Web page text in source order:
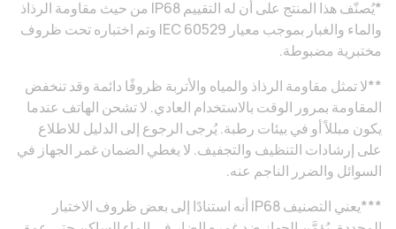
*يُصنّف هذا المنتج على أن له التقييم IP68 من حيث مقاومة الرذاذ
والماء والغبار بموجب معيار IEC 60529 وتم اختباره تحت ظروف
مختبرية مضبوطة.
**لا تمثل مقاومة الرذاذ والمياه والأتربة ظروفًا دائمة وقد تنخفض
المقاومة بمرور الوقت بالاستخدام العادي. لا تشحن الهاتف عندما
يكون مبللاً أو في بيئات رطبة. يُرجى الرجوع إلى الدليل للاطلاع
على إرشادات التنظيف والتجفيف. لا يغطي الضمان غمر الجهاز في
السوائل والضرر الناجم عنه.
***يعني التصنيف IP68 أنه استنادًا إلى بعض ظروف الاختبار